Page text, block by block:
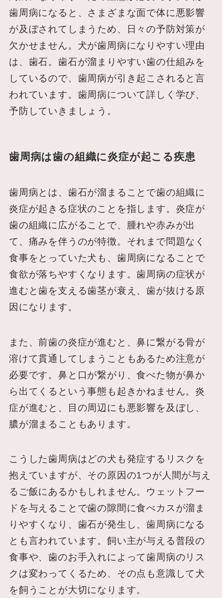
歯周病になると、さまざまな面で体に悪影響
が及ぼされてしまうため、日々の予防対策が
欠かせません。犬が歯周病になりやすい理由
は、歯石。歯石が溜まりやすい歯の仕組みを
しているので、歯周病が引き起こされると言
われています。歯周病について詳しく学び、
予防していきましょう。
歯周病は歯の組織に炎症が起こる疾患
歯周病とは、歯石が溜まることで歯の組織に
炎症が起きる症状のことを指します。炎症が
歯の組織に広がることで、腫れや赤みが出
て、痛みを伴うのが特徴。それまで問題なく
食事をとっていた犬も、歯周病になることで
食欲が落ちやすくなります。歯周病の症状が
進むと歯を支える歯茎が衰え、歯が抜ける原
因になります。
また、前歯の炎症が進むと、鼻に繋がる骨が
溶けて貫通してしまうこともあるため注意が
必要です。鼻と口が繋がり、食べた物が鼻か
ら出てくるという事態も起きかねません。炎
症が進むと、目の周辺にも悪影響を及ぼし、
膿が溜まることもあります。
こうした歯周病はどの犬も発症するリスクを
抱えていますが、その原因の1つが人間が与え
るご飯にあるかもしれません。ウェットフー
ドを与えることで歯の隙間に食べカスが溜ま
りやすくなり、歯石が発生し、歯周病になる
とも言われています。飼い主が与える普段の
食事や、歯のお手入れによって歯周病のリス
クは変わってくるため、その点も意識して犬
を飼うことが大切になります。